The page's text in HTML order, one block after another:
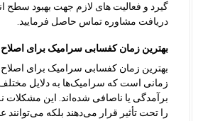
گیرد و فعالیت های لازم جهت بهبود سطح
دریافت مشاوره تماس حاصل فرمایید.
بهترین زمان کفسابی سرامیک برای
بهترین زمان کفسابی سرامیک برای
زمانی است که سرامیک‌ها به دلایل
برآمدگی یا ناصافی شده‌اند. این مشکلات
را تحت تأثیر قرار می‌دهند بلکه می‌توانند